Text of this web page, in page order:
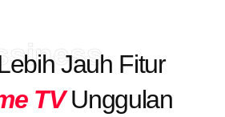
Jauh Fitur
TVUnggulan